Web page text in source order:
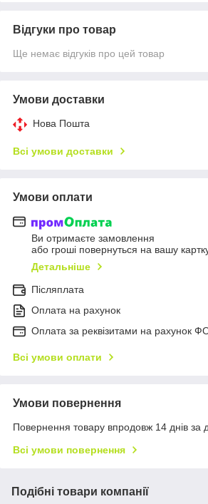
Відгуки про товар
Ще немає відгуків про цей товар
Умови доставки
Нова Пошта
Всі умови доставки
Умови оплати
Ви отримаєте замовлення
або гроші повернуться на вашу
Детальніше
Післяплата
Оплата на рахунок
Оплата за реквізитами на рахунок
Всі умови оплати
Умови повернення
Повернення товару впродовж 14 днів за
Всі умови повернення
Подібні товари компанії